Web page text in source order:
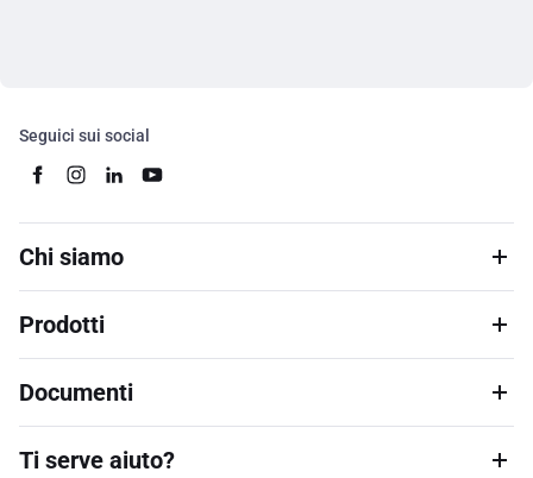
Seguici sui social
Chi siamo
Prodotti
Documenti
Ti serve aiuto?